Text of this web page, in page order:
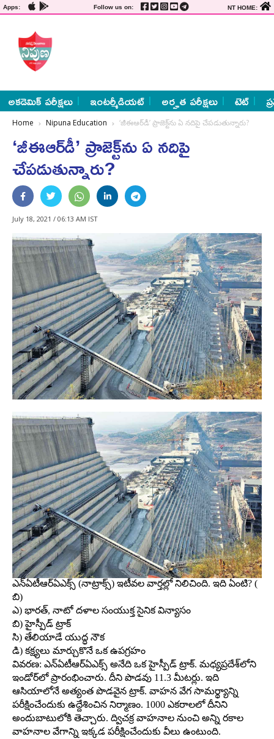
Apps: Follow us on: NT HOME:
అకడెమిక్ పరీక్షలు ఇంటర్మీడియట్ అర్హత పరీక్షలు టెట్
Home Nipuna Education ‘జీఈఆర్‌డీ’ ప్రాజెక్ట్‌ను ఏ నదిపై చేపడుతున్నారు?
‘జీఈఆర్‌డీ’ ప్రాజెక్ట్‌ను ఏ నదిపై
చేపడుతున్నారు?
July 18, 2021 / 06:13 AM IST
ఎన్‌ఏటీఆర్‌ఏఎక్స్‌ (నాట్రాక్స్‌) ఇటీవల వార్తల్లో నిలిచింది. ఇది ఏంటి? (
బి)
ఎ) భారత్‌, నాటో దళాల సంయుక్త సైనిక విన్యాసం
బి) హైస్పీడ్‌ ట్రాక్‌
సి) తేలియాడే యుద్ధ నౌక
డి) కక్ష్యలు మార్చుకొనే ఒక ఉపగ్రహం
వివరణ: ఎన్‌ఏటీఆర్‌ఏఎక్స్‌ అనేది ఒక హైస్పీడ్‌ ట్రాక్‌. మధ్యప్రదేశ్‌లోని
ఇండోర్‌లో ప్రారంభించారు. దీని పొడవు 11.3 మీటర్లు. ఇది
ఆసియాలోనే అత్యంత పొడవైన ట్రాక్‌. వాహన వేగ సామర్థ్యాన్ని
పరీక్షించేందుకు ఉద్దేశించిన నిర్మాణం. 1000 ఎకరాలలో దీనిని
అందుబాటులోకి తెచ్చారు. ద్విచక్ర వాహనాల నుంచి అన్ని రకాల
వాహనాల వేగాన్ని ఇక్కడ పరీక్షించేందుకు వీలు ఉంటుంది.